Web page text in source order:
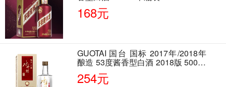
168元
GUOTAI 国台 国标 2017年/2018年
酿造 53度酱香型白酒 2018版 500ml
单瓶装
254元